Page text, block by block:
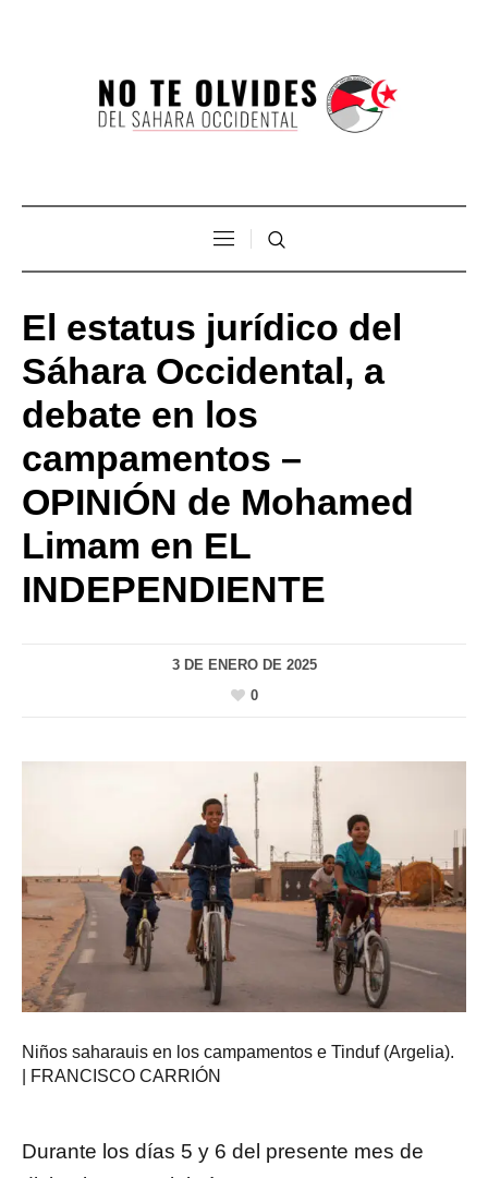
El estatus jurídico del
Sáhara Occidental, a
debate en los
campamentos –
OPINIÓN de Mohamed
Limam en EL
INDEPENDIENTE
3 DE ENERO DE 2025
0
Niños saharauis en los campamentos e Tinduf (Argelia).
| FRANCISCO CARRIÓN
Durante los días 5 y 6 del presente mes de